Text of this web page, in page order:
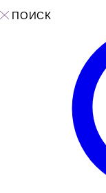
ПОИСК